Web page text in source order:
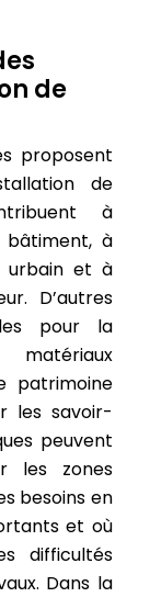
de
proposent
de
à
bâtiment, à
urbain et à
D’autres
pour la
patrimoine
les savoir-
peuvent
les zones
besoins en
et où
difficultés
Dans la